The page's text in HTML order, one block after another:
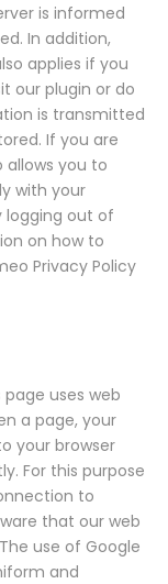
is informed
In addition,
applies if you
our plugin or do
is transmitted
If you are
you to
with your
logging out of
on how to
Privacy Policy
uses web
a page, your
your browser
For this purpose
to
that our web
use of Google
and